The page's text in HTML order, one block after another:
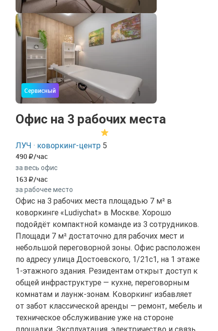
Сервисный
Офис на 3 рабочих места
ЛУЧ · коворкинг-центр 5
490 /час
за весь офис
163 /час
за рабочее место
Офис на 3 рабочих места площадью 7 м² в
коворкинге «Ludiychat» в Москве. Хорошо
подойдёт компактной команде из 3 сотрудников.
Площади 7 м² достаточно для рабочих мест и
небольшой переговорной зоны. Офис расположен
по адресу улица Достоевского, 1/21с1, на 1 этаже
1-этажного здания. Резидентам открыт доступ к
общей инфраструктуре — кухне, переговорным
комнатам и лаунж-зонам. Коворкинг избавляет
от забот классической аренды — ремонт, мебель и
техническое обслуживание уже на стороне
площадки. Эксплуатация, электричество и связь